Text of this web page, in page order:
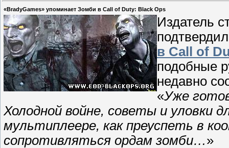
«BradyGames» упоминает Зомби в Call of Duty: Black Ops
Издатель
в Call of
подобные
недавно
«Уже
Холодной войне, советы и уловки
мультиплеере, как преуспеть в
сопротивляться ордам зомби…»